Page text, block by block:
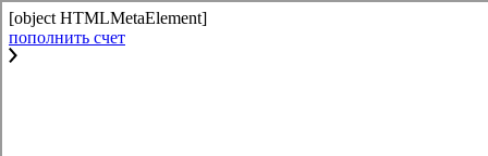
[object HTMLMetaElement]
пополнить счет